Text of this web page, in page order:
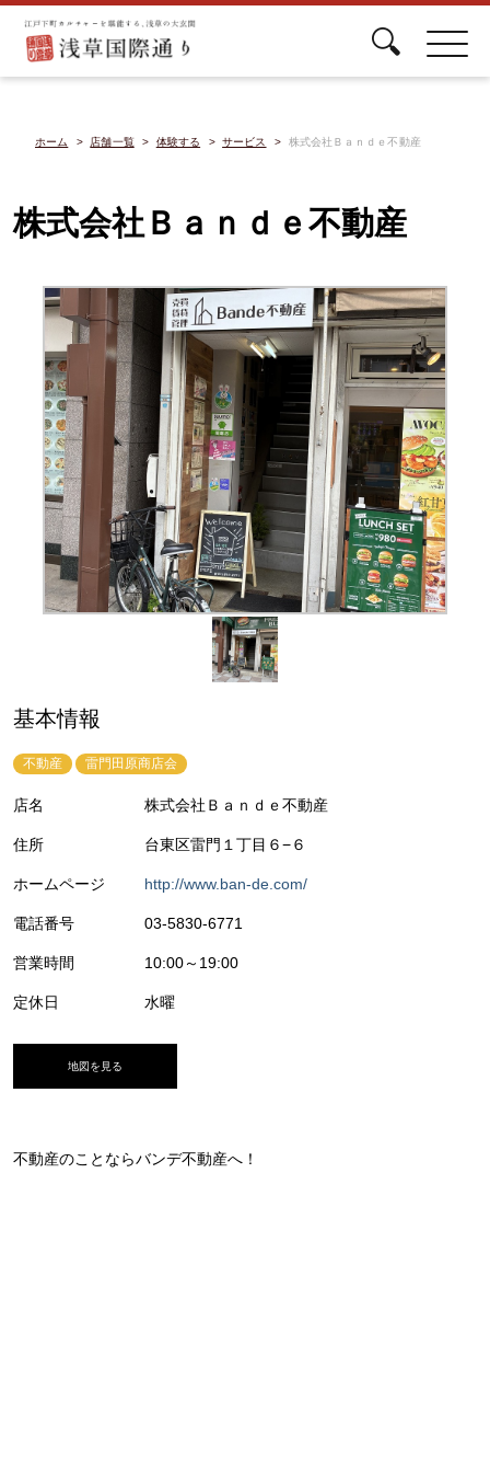
ホーム 店舗一覧 体験する サービス 株式会社Ｂａｎｄｅ不動産
株式会社Ｂａｎｄｅ不動産
基本情報
不動産 雷門田原商店会
店名 株式会社Ｂａｎｄｅ不動産
住所 台東区雷門１丁目６−６
ホームページ http://www.ban-de.com/
電話番号 03-5830-6771
営業時間 10:00～19:00
定休日 水曜
地図を見る
不動産のことならバンデ不動産へ！